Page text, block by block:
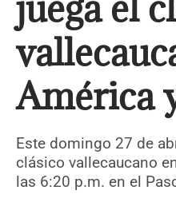
América
Este domingo 27 de
clásico vallecaucano
las 6:20 p.m. en el